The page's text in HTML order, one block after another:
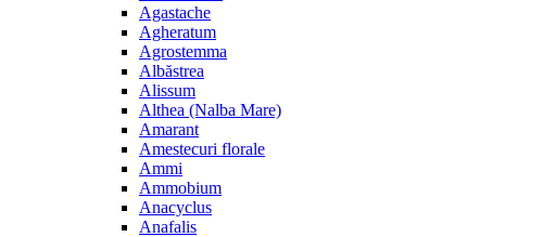
Agastache
Agheratum
Agrostemma
Albăstrea
Alissum
Althea (Nalba Mare)
Amarant
Amestecuri florale
Ammi
Ammobium
Anacyclus
Anafalis